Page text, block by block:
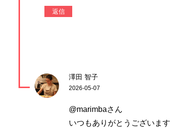
返信
澤田 智子
2026-05-07
@marimbaさん
いつもありがとうございます